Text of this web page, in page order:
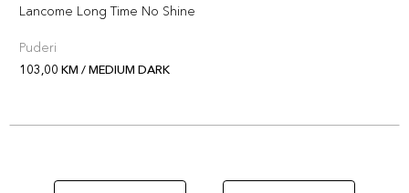
Lancome Long Time No Shine
Puderi
103,00 KM / MEDIUM DARK